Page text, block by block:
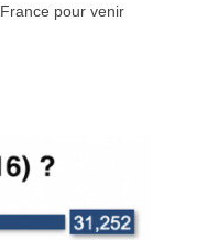
pour venir